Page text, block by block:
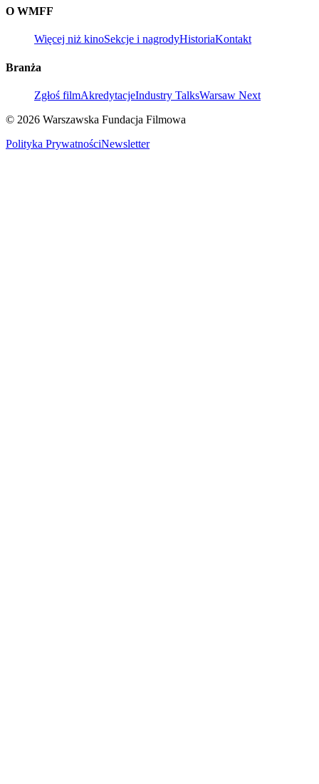
O WMFF
Więcej niż kinoSekcje i nagrodyHistoriaKontakt
Branża
Zgłoś filmAkredytacjeIndustry TalksWarsaw Next
© 2026 Warszawska Fundacja Filmowa
Polityka PrywatnościNewsletter